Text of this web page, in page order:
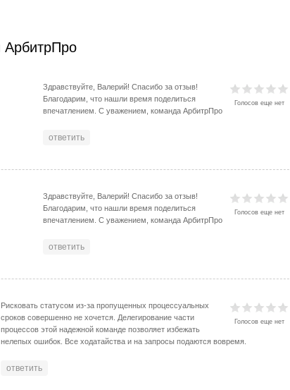
Голосов еще нет
Здравствуйте, Валерий! Спасибо за отзыв!
Благодарим, что нашли время поделиться
впечатлением. С уважением, команда АрбитрПро
ответить
Голосов еще нет
Здравствуйте, Валерий! Спасибо за отзыв!
Благодарим, что нашли время поделиться
впечатлением. С уважением, команда АрбитрПро
ответить
Голосов еще нет
Рисковать статусом из-за пропущенных процессуальных
сроков совершенно не хочется. Делегирование части
процессов этой надежной команде позволяет избежать
нелепых ошибок. Все ходатайства и на запросы подаются вовремя.
ответить